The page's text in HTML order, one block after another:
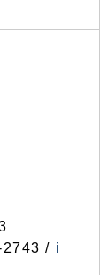
/ i